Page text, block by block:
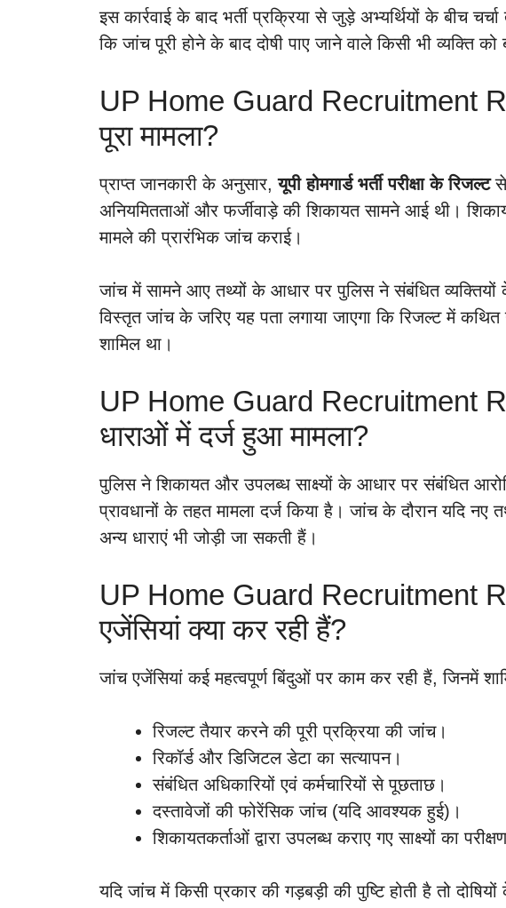
इस कार्रवाई के बाद भर्ती प्रक्रिया से जुड़े अभ्यर्थियों के बीच
कि जांच पूरी होने के बाद दोषी पाए जाने वाले किसी भी व्यक्ति को
UP Home Guard Recruitment
पूरा मामला?
प्राप्त जानकारी के अनुसार,यूपी होमगार्ड भर्ती परीक्षा के रिजल्टसे
अनियमितताओं और फर्जीवाड़े की शिकायत सामने आई थी।
मामले की प्रारंभिक जांच कराई।
जांच में सामने आए तथ्यों के आधार पर पुलिस ने संबंधित
विस्तृत जांच के जरिए यह पता लगाया जाएगा कि रिजल्ट में
शामिल था।
UP Home Guard Recruitment
धाराओं में दर्ज हुआ मामला?
पुलिस ने शिकायत और उपलब्ध साक्ष्यों के आधार पर संबंधित
प्रावधानों के तहत मामला दर्ज किया है। जांच के दौरान यदि
अन्य धाराएं भी जोड़ी जा सकती हैं।
UP Home Guard Recruitment
एजेंसियां क्या कर रही हैं?
जांच एजेंसियां कई महत्वपूर्ण बिंदुओं पर काम कर रही हैं, जिनमें
रिजल्ट तैयार करने की पूरी प्रक्रिया की जांच।
रिकॉर्ड और डिजिटल डेटा का सत्यापन।
संबंधित अधिकारियों एवं कर्मचारियों से पूछताछ।
दस्तावेजों की फोरेंसिक जांच (यदि आवश्यक हुई)।
शिकायतकर्ताओं द्वारा उपलब्ध कराए गए साक्ष्यों का
यदि जांच में किसी प्रकार की गड़बड़ी की पुष्टि होती है तो